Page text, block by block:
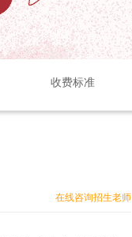
收费标准
在线咨询招生老师